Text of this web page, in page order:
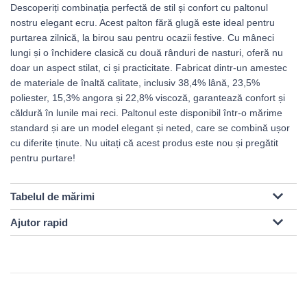
Descoperiți combinația perfectă de stil și confort cu paltonul
nostru elegant ecru. Acest palton fără glugă este ideal pentru
purtarea zilnică, la birou sau pentru ocazii festive. Cu mâneci
lungi și o închidere clasică cu două rânduri de nasturi, oferă nu
doar un aspect stilat, ci și practicitate. Fabricat dintr-un amestec
de materiale de înaltă calitate, inclusiv 38,4% lână, 23,5%
poliester, 15,3% angora și 22,8% viscoză, garantează confort și
căldură în lunile mai reci. Paltonul este disponibil într-o mărime
standard și are un model elegant și neted, care se combină ușor
cu diferite ținute. Nu uitați că acest produs este nou și pregătit
pentru purtare!
Tabelul de mărimi
Ajutor rapid